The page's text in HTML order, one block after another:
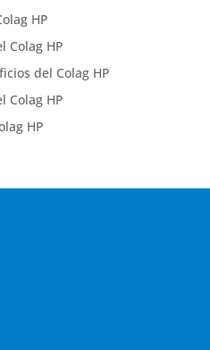
HP
Colag HP
del Colag HP
Colag HP
HP